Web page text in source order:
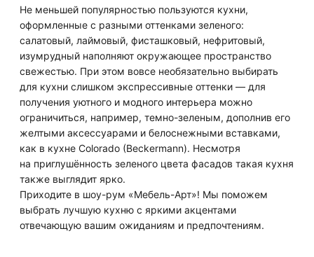
Не меньшей популярностью пользуются кухни,
оформленные с разными оттенками зеленого:
салатовый, лаймовый, фисташковый, нефритовый,
изумрудный наполняют окружающее пространство
свежестью. При этом вовсе необязательно выбирать
для кухни слишком экспрессивные оттенки — для
получения уютного и модного интерьера можно
ограничиться, например, темно-зеленым, дополнив его
желтыми аксессуарами и белоснежными вставками,
как в кухне Colorado (Beckermann). Несмотря
на приглушённость зеленого цвета фасадов такая кухня
также выглядит ярко.
Приходите в шоу-рум «Мебель-Арт»! Мы поможем
выбрать лучшую кухню с яркими акцентами
отвечающую вашим ожиданиям и предпочтениям.